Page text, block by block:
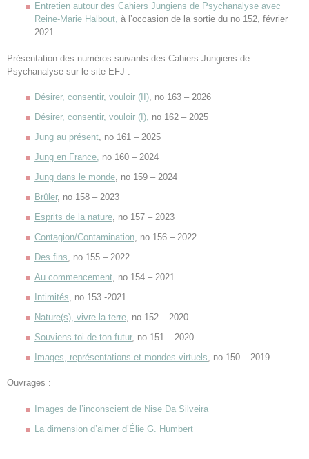
Entretien autour des Cahiers Jungiens de Psychanalyse avec
Reine-Marie Halbout, à l’occasion de la sortie du no 152, février
2021
Présentation des numéros suivants des Cahiers Jungiens de
Psychanalyse sur le site EFJ :
Désirer, consentir, vouloir (II) , no 163 – 2026
Désirer, consentir, vouloir (I), no 162 – 2025
Jung au présent , no 161 – 2025
Jung en France, no 160 – 2024
Jung dans le monde , no 159 – 2024
Brûler, no 158 – 2023
Esprits de la nature , no 157 – 2023
Contagion/Contamination , no 156 – 2022
Des fins , no 155 – 2022
Au commencement , no 154 – 2021
Intimités , no 153 -2021
Nature(s), vivre la terre , no 152 – 2020
Souviens-toi de ton futur, no 151 – 2020
Images, représentations et mondes virtuels , no 150 – 2019
Ouvrages :
Images de l’inconscient de Nise Da Silveira
La dimension d’aimer d’Élie G. Humbert